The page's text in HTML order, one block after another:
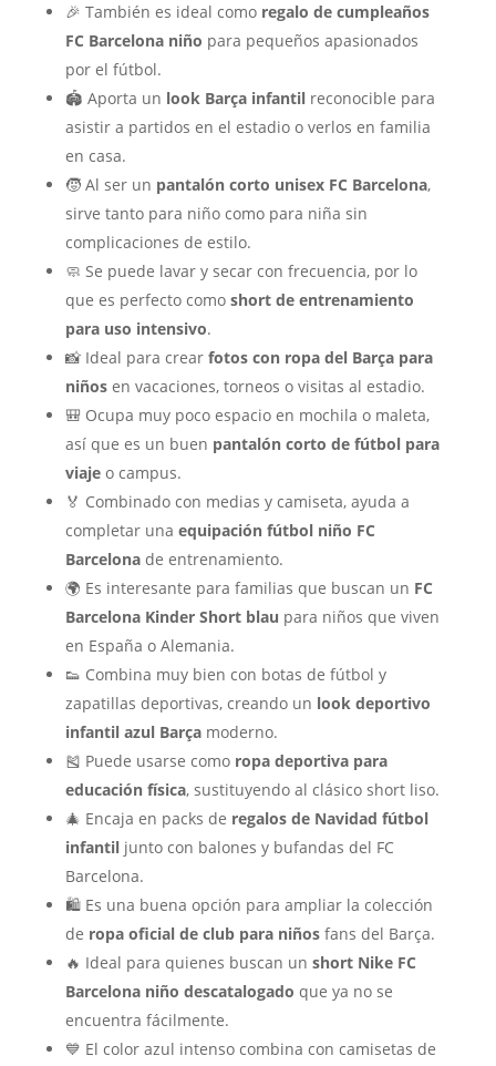
🎉 También es ideal como regalo de cumpleaños
FC Barcelona niño para pequeños apasionados
por el fútbol.
🏟️ Aporta un look Barça infantilreconocible para
asistir a partidos en el estadio o verlos en familia
en casa.
🧒 Al ser un pantalón corto unisex FC Barcelona,
sirve tanto para niño como para niña sin
complicaciones de estilo.
🧼 Se puede lavar y secar con frecuencia, por lo
que es perfecto como short de entrenamiento
para uso intensivo.
📸 Ideal para crear fotos con ropa del Barça para
niñosen vacaciones, torneos o visitas al estadio.
🎒 Ocupa muy poco espacio en mochila o maleta,
así que es un buen pantalón corto de fútbol para
viajeo campus.
🏅 Combinado con medias y camiseta, ayuda a
completar una equipación fútbol niño FC
Barcelonade entrenamiento.
🌍 Es interesante para familias que buscan un FC
Barcelona Kinder Short blau para niños que viven
en España o Alemania.
👟 Combina muy bien con botas de fútbol y
zapatillas deportivas, creando un look deportivo
infantil azul Barçamoderno.
🎽 Puede usarse como ropa deportiva para
educación física, sustituyendo al clásico short liso.
🎄 Encaja en packs de regalos de Navidad fútbol
infantiljunto con balones y bufandas del FC
Barcelona.
🛍️ Es una buena opción para ampliar la colección
de ropa oficial de club para niñosfans del Barça.
🔥 Ideal para quienes buscan un short Nike FC
Barcelona niño descatalogado que ya no se
encuentra fácilmente.
💙 El color azul intenso combina con camisetas de